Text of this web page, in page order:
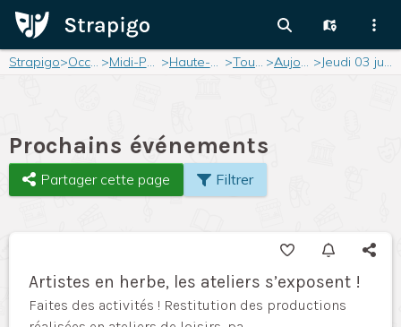
Strapigo> Occitanie > Midi-Pyrénées > Haute-Garonne > Toulouse > Aujourd'hui > Jeudi 03 juillet 2025
Prochains événements
Partager cette page Filtrer
Artistes en herbe, les ateliers s’exposent !
Faites des activités ! Restitution des productions